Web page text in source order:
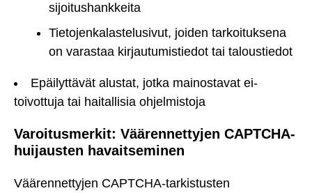
sijoitushankkeita
Tietojenkalastelusivut, joiden tarkoituksena
on varastaa kirjautumistiedot tai taloustiedot
Epäilyttävät alustat, jotka mainostavat ei-
toivottuja tai haitallisia ohjelmistoja
Varoitusmerkit: Väärennettyjen CAPTCHA-
huijausten havaitseminen
Väärennettyjen CAPTCHA-tarkistusten